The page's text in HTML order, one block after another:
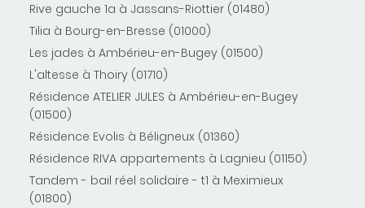
Rive gauche 1a à Jassans-Riottier (01480)
Tilia à Bourg-en-Bresse (01000)
Les jades à Ambérieu-en-Bugey (01500)
L'altesse à Thoiry (01710)
Résidence ATELIER JULES à Ambérieu-en-Bugey
(01500)
Résidence Evolis à Béligneux (01360)
Résidence RIVA appartements à Lagnieu (01150)
Tandem - bail réel solidaire - t1 à Meximieux
(01800)